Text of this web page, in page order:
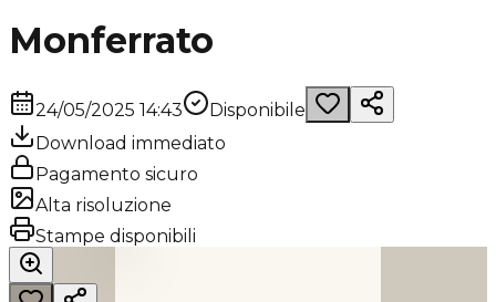
Monferrato
24/05/2025 14:43
Disponibile
Download immediato
Pagamento sicuro
Alta risoluzione
Stampe disponibili